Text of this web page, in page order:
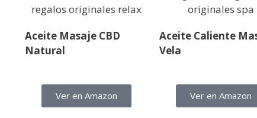
Aceite Masaje CBD
Natural
Ver en Amazon
Aceite Caliente
Vela
Ver en Amazon